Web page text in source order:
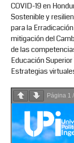
COVID-19 en
Sostenible y
para la
mitigación del
de las
Educación
Estrategias
Página 1 /